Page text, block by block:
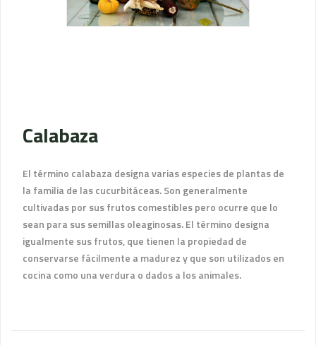
Calabaza
El término calabaza designa varias especies de plantas de
la familia de las cucurbitáceas. Son generalmente
cultivadas por sus frutos comestibles pero ocurre que lo
sean para sus semillas oleaginosas. El término designa
igualmente sus frutos, que tienen la propiedad de
conservarse fácilmente a madurez y que son utilizados en
cocina como una verdura o dados a los animales.